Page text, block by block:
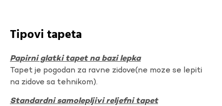
Tipovi tapeta
Papirni glatki tapet na bazi lepka
Tapet je pogodan za ravne zidove(ne moze se lepiti
na zidove sa tehnikom).
Standardni samolepljivi reljefni tapet